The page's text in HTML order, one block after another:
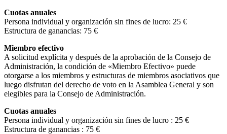
Cuotas anuales
Persona individual y organización sin fines de lucro: 25 €
Estructura de ganancias: 75 €
Miembro efectivo
A solicitud explícita y después de la aprobación de la Consejo de
Administración, la condición de «Miembro Efectivo» puede
otorgarse a los miembros y estructuras de miembros asociativos que
luego disfrutan del derecho de voto en la Asamblea General y son
elegibles para la Consejo de Administración.
Cuotas anuales
Persona individual y organización sin fines de lucro : 25 €
Estructura de ganancias : 75 €